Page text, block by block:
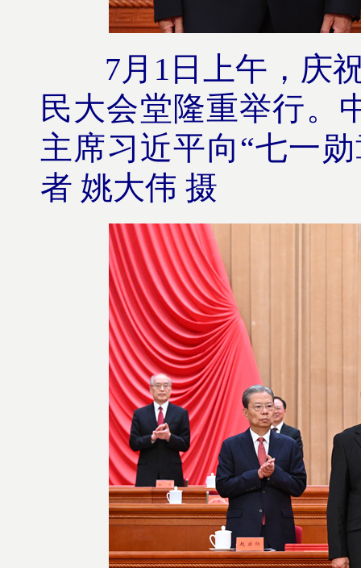
7月1日上午，庆祝
民大会堂隆重举行。
主席习近平向“七一
者 姚大伟 摄